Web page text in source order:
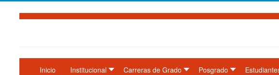
Inicio Institucional Carreras de Grado Posgrado